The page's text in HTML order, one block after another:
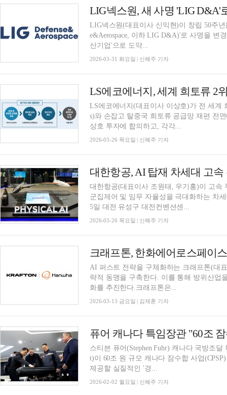
LIG넥스원(대표이사 신익현)이 창립 50주
e&Aerospace, 이하 LIG D&A)'로 사명을 변
산기업'으로 도약...
2026-03-31 화요일 | 신혜주 기자
LS에코에너지(대표이사 이상호)가 전 세계
s)와 손잡고 탈중국 희토류 공급망 재편 전
상호 투자에 합의하고, 각각...
2026-03-26 목요일 | 신혜주 기자
대한항공, AI 탑재 차세대 고
대한항공(대표이사 조원태, 우기홍)이 고
군집제어 및 임무 자율성을 극대화하는 차
5일 대전 유성구 대전컨벤션센...
2026-03-26 목요일 | 신혜주 기자
크래프톤, 한화에어로스페이
AI 퍼스트 전략을 구체화하는 크래프톤(대
략적 동맹을 구축한다. 이를 통해 방위산업
화를 추진한다.크래프톤은...
2026-03-13 금요일 | 김재훈 기자
스티븐 퓨어(Stephen Fuhr) 캐나다 국방조달
t)이 60조 원 규모 캐나다 잠수합 사업
제공할 실질적인 '경...
2026-02-02 월요일 | 신혜주 기자